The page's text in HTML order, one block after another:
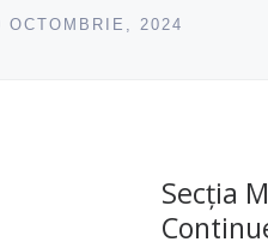
OCTOMBRIE, 2024
Secția